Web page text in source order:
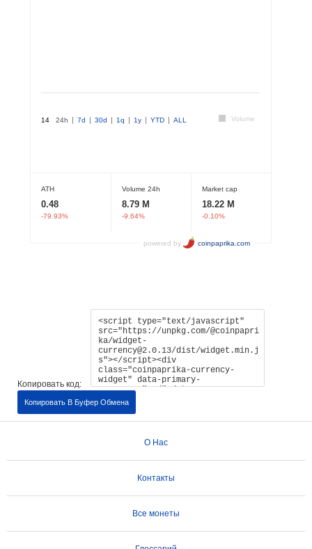
Копировать код:
Копировать В Буфер Обмена
О Нас
Контакты
Все монеты